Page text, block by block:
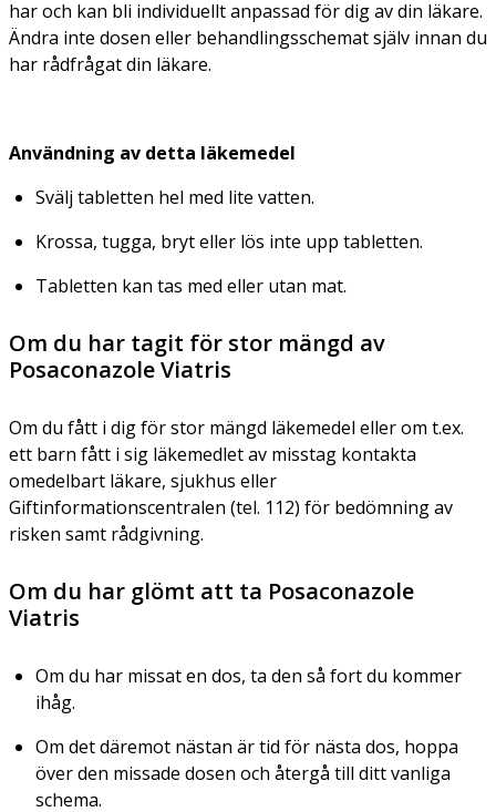
har och kan bli individuellt anpassad för dig av din läkare.
Ändra inte dosen eller behandlingsschemat själv innan du
har rådfrågat din läkare.
Användning av detta läkemedel
Svälj tabletten hel med lite vatten.
Krossa, tugga, bryt eller lös inte upp tabletten.
Tabletten kan tas med eller utan mat.
Om du har tagit för stor mängd av
Posaconazole Viatris
Om du fått i dig för stor mängd läkemedel eller om t.ex.
ett barn fått i sig läkemedlet av misstag kontakta
omedelbart läkare, sjukhus eller
Giftinformationscentralen (tel. 112) för bedömning av
risken samt rådgivning.
Om du har glömt att ta Posaconazole
Viatris
Om du har missat en dos, ta den så fort du kommer
ihåg.
Om det däremot nästan är tid för nästa dos, hoppa
över den missade dosen och återgå till ditt vanliga
schema.